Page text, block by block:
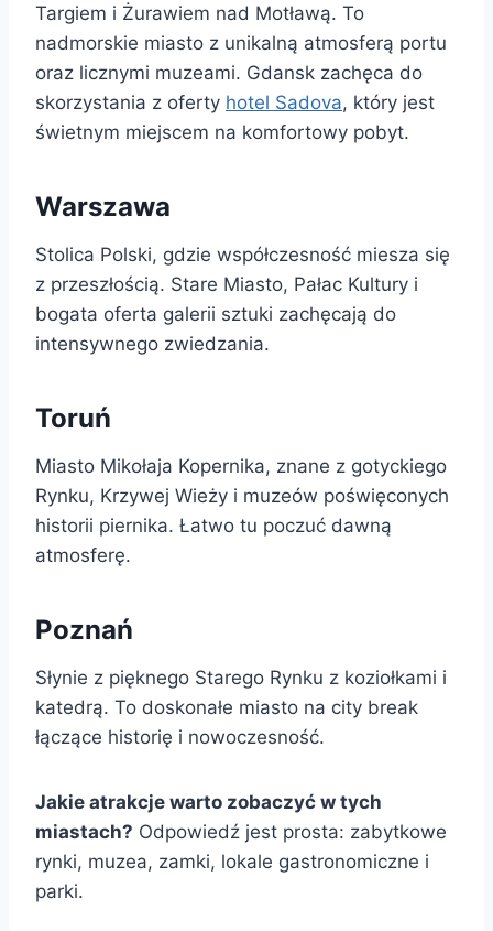
Targiem i Żurawiem nad Motławą. To
nadmorskie miasto z unikalną atmosferą portu
oraz licznymi muzeami. Gdansk zachęca do
skorzystania z oferty hotel Sadova, który jest
świetnym miejscem na komfortowy pobyt.
Warszawa
Stolica Polski, gdzie współczesność miesza się
z przeszłością. Stare Miasto, Pałac Kultury i
bogata oferta galerii sztuki zachęcają do
intensywnego zwiedzania.
Toruń
Miasto Mikołaja Kopernika, znane z gotyckiego
Rynku, Krzywej Wieży i muzeów poświęconych
historii piernika. Łatwo tu poczuć dawną
atmosferę.
Poznań
Słynie z pięknego Starego Rynku z koziołkami i
katedrą. To doskonałe miasto na city break
łączące historię i nowoczesność.
Jakie atrakcje warto zobaczyć w tych
miastach? Odpowiedź jest prosta: zabytkowe
rynki, muzea, zamki, lokale gastronomiczne i
parki.